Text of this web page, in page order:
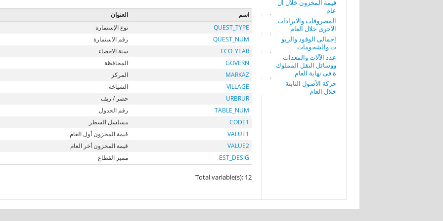
قيمة المخزون خلال ال
عام
المصروفات والايرادات
الآخرى خلال العام
إجمالى الوقود والزيو
ت والشحومات
عدد الآلات والمعدات
ووسائل النقل المملوك
ة فى نهاية العام
حركة الأصول الثابتة
خلال العام
اسم العنوان
QUEST_TYPE
نوع الإستمارة
QUEST_NUM
رقم الاستمارة
ECO_YEAR
سنة الاحصاء
GOVERN
المحافظة
MARKAZ
المركز
VILLAGE
الشياخة
URBRUR
حضر / ريف
TABLE_NUM
رقم الجدول
CODE1
مسلسل السطر
VALUE1
قيمة المخزون أول العام
VALUE2
قيمة المخزون أخر العام
EST_DESIG
مميز القطاع
Total variable(s): 12